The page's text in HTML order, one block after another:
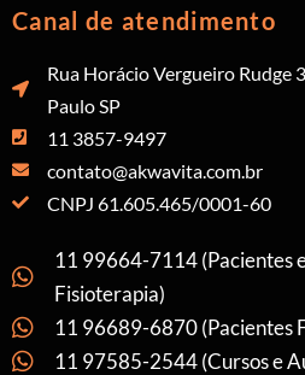
Canal de atendimento
Rua Horácio Vergueiro Rudge
Paulo SP
11 3857-9497
contato@akwavita.com.br
CNPJ 61.605.465/0001-60
11 99664-7114 (Pacientes
Fisioterapia)
11 96689-6870 (Pacientes
11 97585-2544 (Cursos e